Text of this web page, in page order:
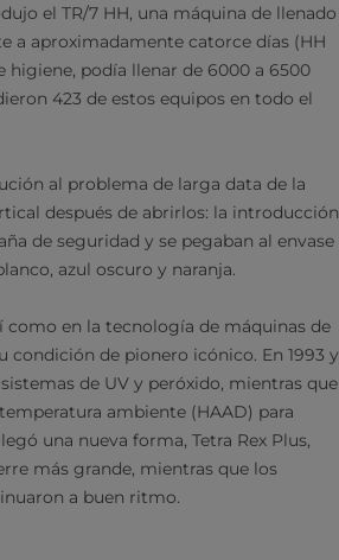
el TR/7 HH, una máquina de llenado
a aproximadamente catorce días (HH
higiene, podía llenar de 6000 a 6500
423 de estos equipos en todo el
al problema de larga data de la
después de abrirlos: la introducción
de seguridad y se pegaban al envase
azul oscuro y naranja.
como en la tecnología de máquinas de
de pionero icónico. En 1993 y
de UV y peróxido, mientras que
ambiente (HAAD) para
una nueva forma, Tetra Rex Plus,
más grande, mientras que los
a buen ritmo.